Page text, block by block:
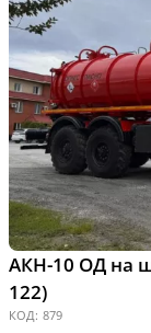
АКН-10 ОД на
122)
КОД: 879